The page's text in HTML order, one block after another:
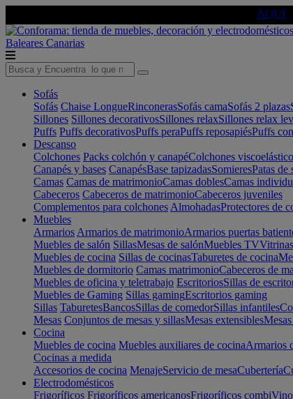
AQUÍ
Baleares Canarias
Sofás
Sofás Chaise LongueRinconerasSofás camaSofás 2 plazas
Sillones Sillones decorativosSillones relaxSillones relax
Puffs Puffs decorativosPuffs peraPuffs reposapiésPuffs
Descanso
Colchones Packs colchón y canapéColchones
Canapés y bases CanapésBase tapizadasSomieresPatas de
Camas Camas de matrimonioCamas doblesCamas
Cabeceros Cabeceros de matrimonioCabeceros juveniles
Complementos para colchones AlmohadasProtectores de
Muebles
Armarios Armarios de matrimonioArmarios puertas
Muebles de salón SillasMesas de salónMuebles TVVitrinas
Muebles de cocina Sillas de cocinasTaburetes de cocina
Muebles de dormitorio Camas matrimonioCabeceros de
Muebles de oficina y teletrabajo EscritoriosSillas de
Muebles de Gaming Sillas gamingEscritorios gaming
Sillas TaburetesBancosSillas de comedorSillas infantiles
Mesas Conjuntos de mesas y sillasMesas extensibles
Cocina
Muebles de cocina Muebles auxiliares de cocinaArmarios
Cocinas a medida
Accesorios de cocina MenajeServicio de mesaCubertería
Electrodomésticos
Frigoríficos Frigoríficos americanosFrigoríficos combi